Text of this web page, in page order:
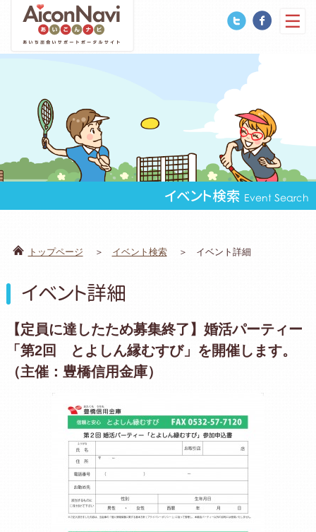
イベント検索 Event Search
トップページ イベント検索 イベント詳細
イベント詳細
【定員に達したため募集終了】婚活パーティー
「第2回 とよしん縁むすび」を開催します。
（主催：豊橋信用金庫）